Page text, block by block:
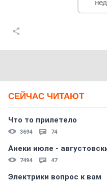
СЕЙЧАС ЧИТАЮТ
Что то прилетело
3694 74
Анеки июле -
7494 47
Электрики вопрос к вам